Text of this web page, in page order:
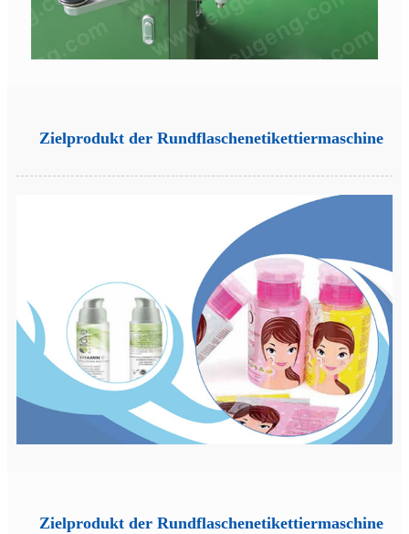
Zielprodukt der Rundflaschenetikettiermaschine
Zielprodukt der Rundflaschenetikettiermaschine